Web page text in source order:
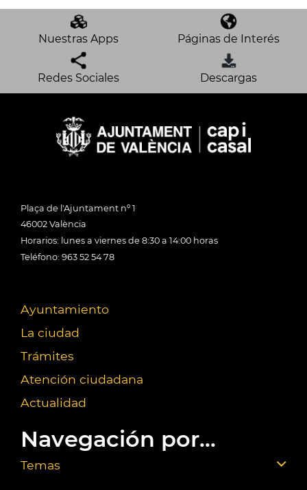
Nuestras Apps Páginas de Interés
Redes Sociales Descargas
Plaça de l'Ajuntament nº 1
46002 València
Horarios: lunes a viernes de 8:30 a 14:00 horas
Teléfono: 963 52 54 78
Ayuntamiento
La ciudad
Trámites
Atención ciudadana
Actualidad
Navegación por...
Temas